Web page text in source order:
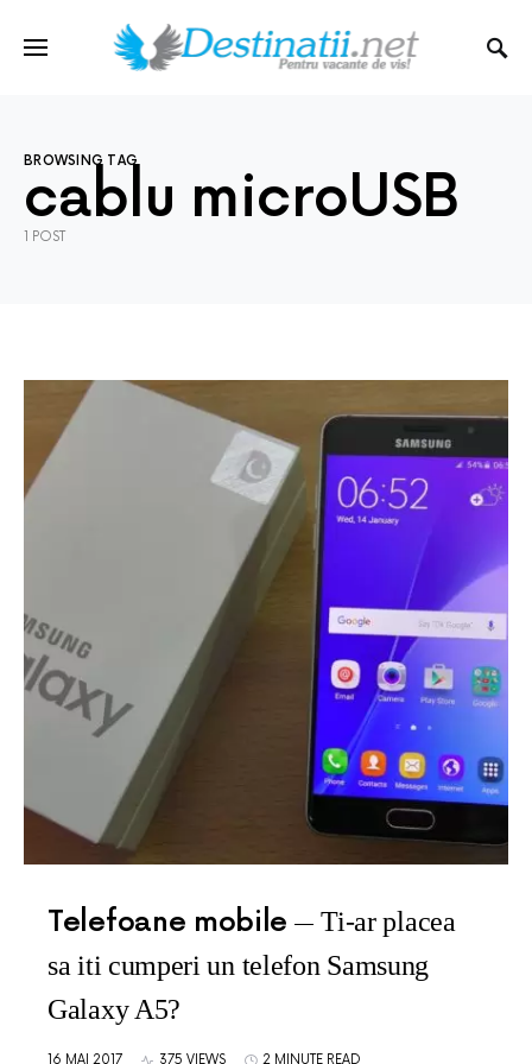
BROWSING TAG
cablu microUSB
1 POST
Telefoane mobile
Ti-ar placea
sa iti cumperi un telefon Samsung
Galaxy A5?
16 MAI 2017 375 VIEWS 2 MINUTE READ